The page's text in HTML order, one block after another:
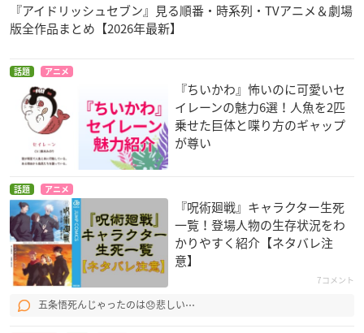
『アイドリッシュセブン』見る順番・時系列・TVアニメ＆劇場
版全作品まとめ【2026年最新】
話題 アニメ
『ちいかわ』怖いのに可愛いセ
イレーンの魅力6選！人魚を2匹
乗せた巨体と喋り方のギャップ
が尊い
話題 アニメ
『呪術廻戦』キャラクター生死
一覧！登場人物の生存状況をわ
かりやすく紹介【ネタバレ注
意】
7コメント
五条悟死んじゃったのは😞悲しい⋯